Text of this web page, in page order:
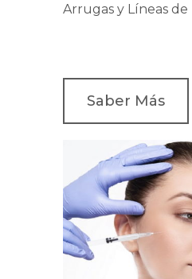
Arrugas y Líneas de
Saber Más